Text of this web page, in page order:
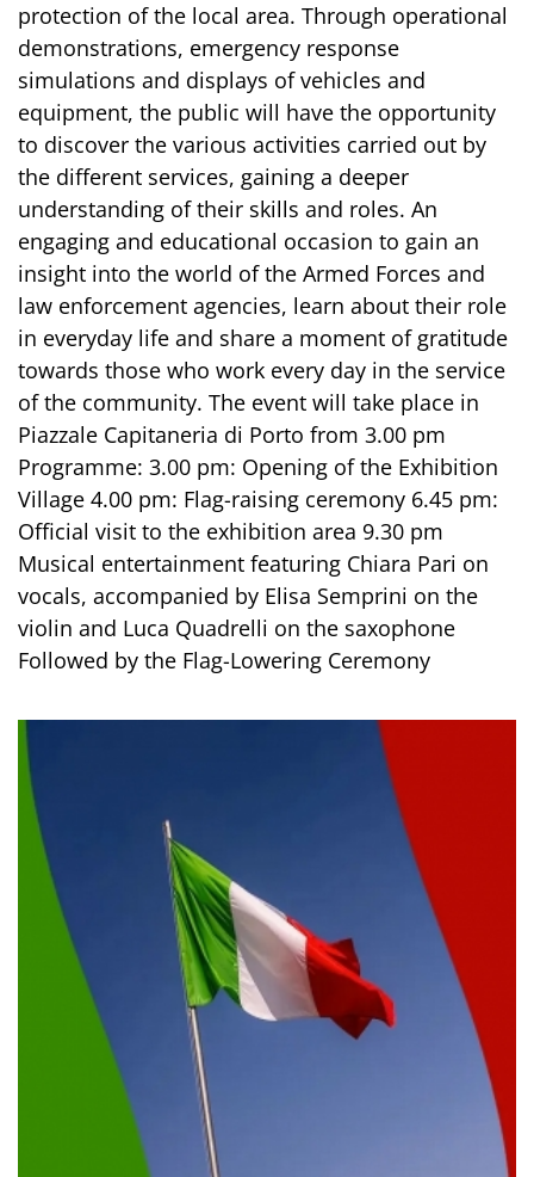
protection of the local area. Through operational
demonstrations, emergency response
simulations and displays of vehicles and
equipment, the public will have the opportunity
to discover the various activities carried out by
the different services, gaining a deeper
understanding of their skills and roles. An
engaging and educational occasion to gain an
insight into the world of the Armed Forces and
law enforcement agencies, learn about their role
in everyday life and share a moment of gratitude
towards those who work every day in the service
of the community. The event will take place in
Piazzale Capitaneria di Porto from 3.00 pm
Programme: 3.00 pm: Opening of the Exhibition
Village 4.00 pm: Flag-raising ceremony 6.45 pm:
Official visit to the exhibition area 9.30 pm
Musical entertainment featuring Chiara Pari on
vocals, accompanied by Elisa Semprini on the
violin and Luca Quadrelli on the saxophone
Followed by the Flag-Lowering Ceremony